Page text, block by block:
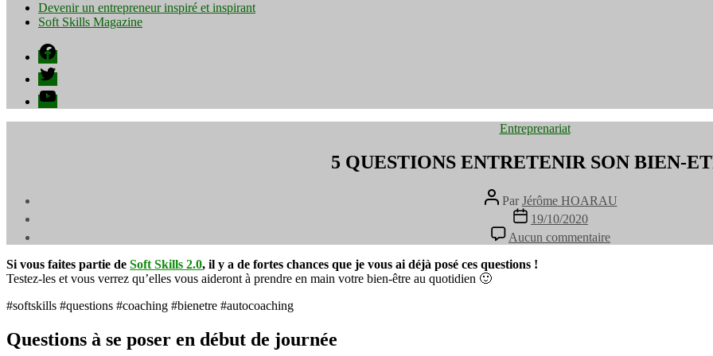
Devenir un entrepreneur inspiré et inspirant
Soft Skills Magazine
Facebook
Twitter
YouTube
Catégories
Entreprenariat
5 QUESTIONS ENTRETENIR SON BIEN-
Auteur
de
l’article
Par Jérôme HOARAU
Date
l’article
19/10/2020
Aucun commentaire
5
Si vous faites partie de Soft Skills 2.0, il y a de fortes chances que je vous ai déjà posé ces questions !
Testez-les et vous verrez qu’elles vous aideront à prendre en main votre bien-être au quotidien 🙂
#softskills #questions #coaching #bienetre #autocoaching
Questions à se poser en début de journée